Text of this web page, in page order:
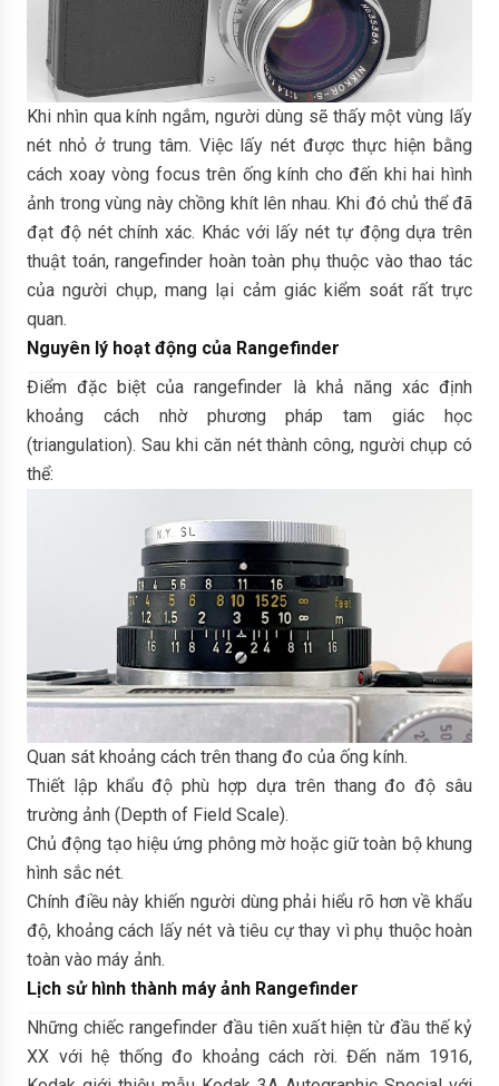
Khi nhìn qua kính ngắm, người dùng sẽ thấy một vùng lấy
nét nhỏ ở trung tâm. Việc lấy nét được thực hiện bằng
cách xoay vòng focus trên ống kính cho đến khi hai hình
ảnh trong vùng này chồng khít lên nhau. Khi đó chủ thể đã
đạt độ nét chính xác. Khác với lấy nét tự động dựa trên
thuật toán, rangefinder hoàn toàn phụ thuộc vào thao tác
của người chụp, mang lại cảm giác kiểm soát rất trực
quan.
Nguyên lý hoạt động của Rangefinder
Điểm đặc biệt của rangefinder là khả năng xác định
khoảng cách nhờ phương pháp tam giác học
(triangulation). Sau khi căn nét thành công, người chụp có
thể:
Quan sát khoảng cách trên thang đo của ống kính.
Thiết lập khẩu độ phù hợp dựa trên thang đo độ sâu
trường ảnh (Depth of Field Scale).
Chủ động tạo hiệu ứng phông mờ hoặc giữ toàn bộ khung
hình sắc nét.
Chính điều này khiến người dùng phải hiểu rõ hơn về khẩu
độ, khoảng cách lấy nét và tiêu cự thay vì phụ thuộc hoàn
toàn vào máy ảnh.
Lịch sử hình thành máy ảnh Rangefinder
Những chiếc rangefinder đầu tiên xuất hiện từ đầu thế kỷ
XX với hệ thống đo khoảng cách rời. Đến năm 1916,